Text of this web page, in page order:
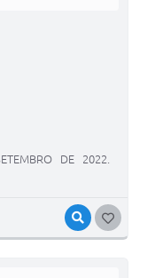
VISUALIZAR
DE 2022.